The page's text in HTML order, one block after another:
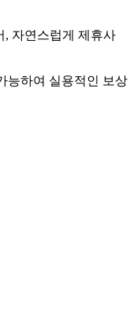
, 자연스럽게 제휴사
능하여 실용적인 보상